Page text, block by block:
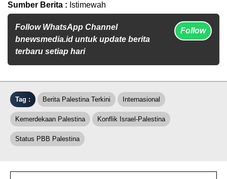
Sumber Berita : Istimewah
Follow WhatsApp Channel
bnewsmedia.id untuk update berita
terbaru setiap hari
Follow
Tag : Berita Palestina Terkini Internasional
Kemerdekaan Palestina Konflik Israel-Palestina
Status PBB Palestina